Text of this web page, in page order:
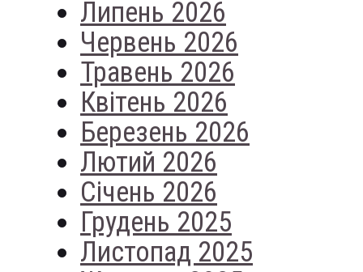
Липень 2026
Червень 2026
Травень 2026
Квітень 2026
Березень 2026
Лютий 2026
Січень 2026
Грудень 2025
Листопад 2025